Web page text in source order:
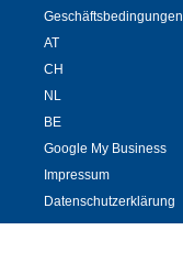
Geschäftsbedingungen
AT
CH
NL
BE
Google My Business
Impressum
Datenschutzerklärung